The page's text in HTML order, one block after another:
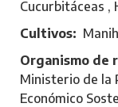
Cucurbitáceas ,
Cultivos
Organismo de
Ministerio de la
Económico